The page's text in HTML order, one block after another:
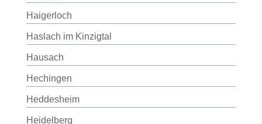
Haigerloch
Haslach im Kinzigtal
Hausach
Hechingen
Heddesheim
Heidelberg